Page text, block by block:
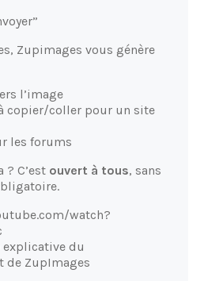
Zupimages vous génère
l’image
copier/coller pour un site
les forums
C’est ouvert à tous, sans
watch?
explicative du
de ZupImages